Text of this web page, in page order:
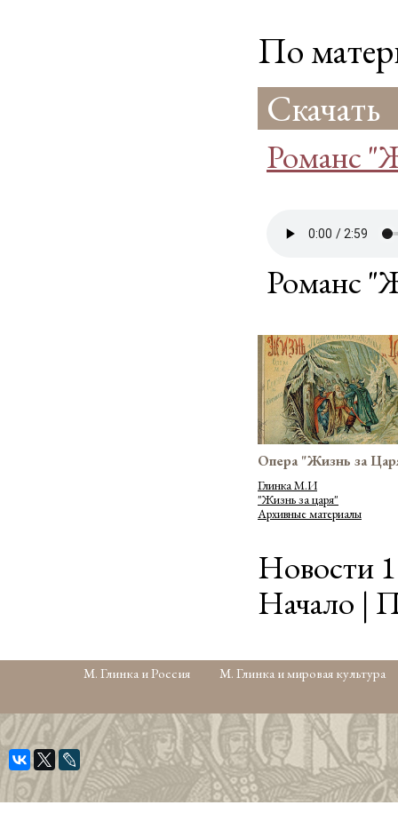
По
Скачать
Романс
Романс
Опера "Жизнь за
Глинка М.И
"Жизнь за царя"
Архивные материалы
Новости
Начало |
М. Глинка и Россия М. Глинка и мировая культура